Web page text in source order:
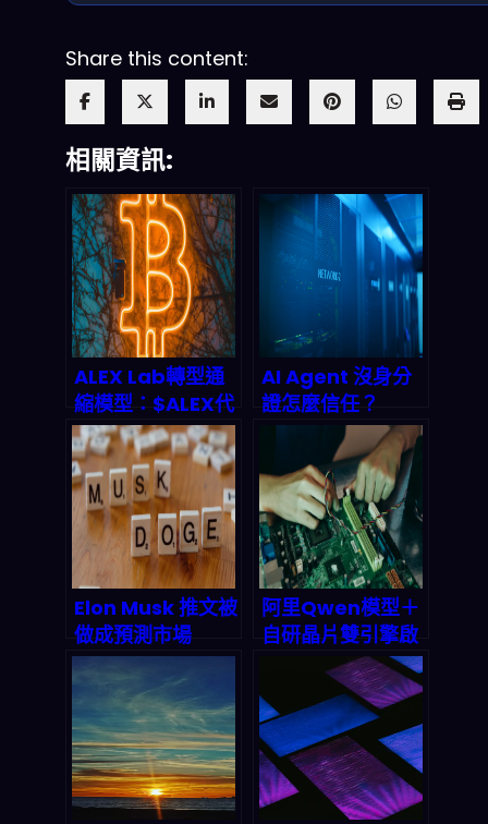
Share this content:
相關資訊:
ALEX Lab轉型通
縮模型：$ALEX代
幣回購燒毀機制與
2026年Stacks生
態價值前景
AI Agent 沒身分
證怎麼信任？
Infoblox與
GoDaddy聯手打
造DNS身份驗證新
標準，終結代理人
偽造與數據污染亂
象
Elon Musk 推文被
做成預測市場
2026 爆賺 8 萬美
元：名人社交如何
變成兆美元級金融
賭局
阿里Qwen模型＋
自研晶片雙引擎啟
動：中國AI工廠全
棧霸權的深度拆解